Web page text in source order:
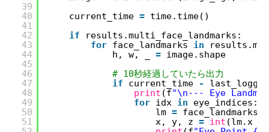
39
40
41
42
43
44
45
46
47
48
49
50
51
current_time = time.time()
if
results.multi_face_landmarks:
for face_landmarks in
h, w, _ = image.shape
# 10秒経過していたら出力
if
current_time -
print (f"\n--- Eye
for idx in
eye_indices:
lm =
x, y, z = int (lm.x